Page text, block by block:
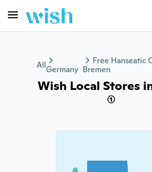
AllGermany
Free Hanseatic
Bremen
Wish Local Stores
(1)